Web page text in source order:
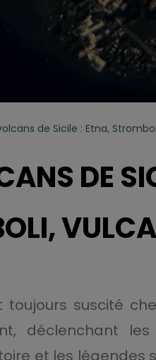
de Sicile : Etna,
DE
toujours suscité
déclenchant
et les